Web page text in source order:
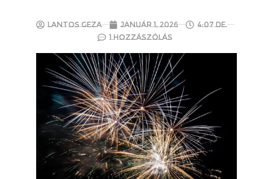
Lantos Geza január 1, 2026
4:07 de.
1 hozzászólás